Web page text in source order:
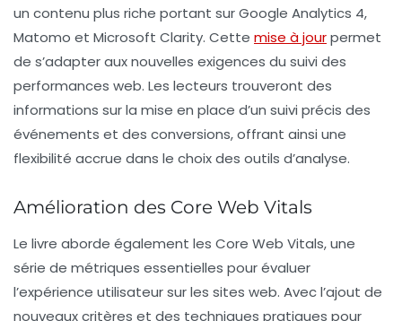
un contenu plus riche portant surGoogle Analytics 4,
Matomo et Microsoft Clarity. Cette mise à jourpermet
de s’adapter aux nouvelles exigences du suivi des
performances web. Les lecteurs trouveront des
informations sur la mise en place d’un suivi précis des
événements et des conversions, offrant ainsi une
flexibilité accrue dans le choix des outils d’analyse.
Amélioration des Core Web Vitals
Le livre aborde également les Core Web Vitals, une
série de métriques essentielles pour évaluer
l’expérience utilisateur sur les sites web. Avec l’ajout de
nouveaux critères et des techniques pratiques pour